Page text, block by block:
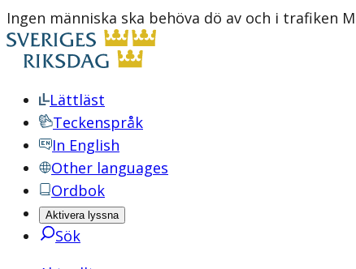
Ingen människa ska behöva dö av och i trafiken
Lättläst
Teckenspråk
In English
Other languages
Ordbok
Aktivera lyssna
Sök